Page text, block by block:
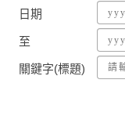
日期
至
關鍵字(標題)